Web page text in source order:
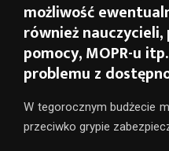
możliwość
również
pomocy, MOPR-u
problemu z
W tegorocznym budżecie
przeciwko grypie